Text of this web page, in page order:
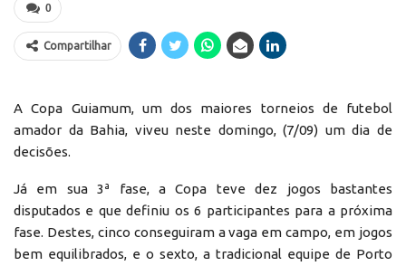
0
Compartilhar
A Copa Guiamum, um dos maiores torneios de futebol
amador da Bahia, viveu neste domingo, (7/09) um dia de
decisões.
Já em sua 3ª fase, a Copa teve dez jogos bastantes
disputados e que definiu os 6 participantes para a próxima
fase. Destes, cinco conseguiram a vaga em campo, em jogos
bem equilibrados, e o sexto, a tradicional equipe de Porto